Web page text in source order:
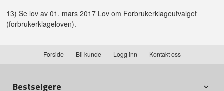
13) Se lov av 01. mars 2017 Lov om Forbrukerklageutvalget
(forbrukerklageloven).
Forside Bli kunde Logg inn Kontakt oss
Bestselgere